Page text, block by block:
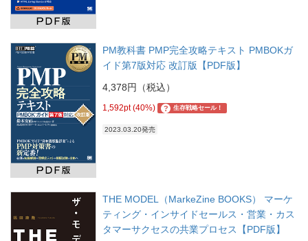
PM教科書 PMP完全攻略テキスト PMBOKガ
イド第7版対応 改訂版【PDF版】
4,378円（税込）
1,592pt (40%) ? 生存戦略セール！
2023.03.20発売
THE MODEL（MarkeZine BOOKS） マーケ
ティング・インサイドセールス・営業・カス
タマーサクセスの共業プロセス【PDF版】